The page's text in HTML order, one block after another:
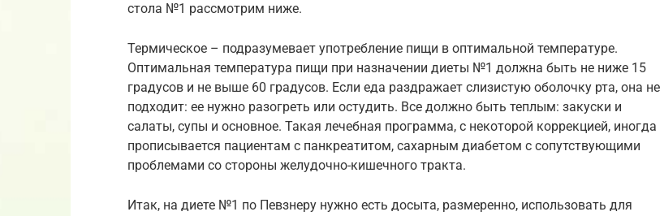
стола №1 рассмотрим ниже.
Термическое – подразумевает употребление пищи в оптимальной температуре.
Оптимальная температура пищи при назначении диеты №1 должна быть не ниже 15
градусов и не выше 60 градусов. Если еда раздражает слизистую оболочку рта, она не
подходит: ее нужно разогреть или остудить. Все должно быть теплым: закуски и
салаты, супы и основное. Такая лечебная программа, с некоторой коррекцией, иногда
прописывается пациентам с панкреатитом, сахарным диабетом с сопутствующими
проблемами со стороны желудочно-кишечного тракта.
Итак, на диете №1 по Певзнеру нужно есть досыта, размеренно, использовать для